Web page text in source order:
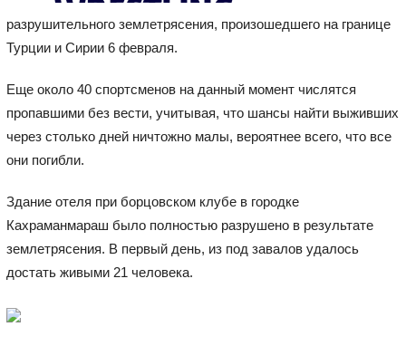
разрушительного землетрясения, произошедшего на границе
Турции и Сирии 6 февраля.
Еще около 40 спортсменов на данный момент числятся
пропавшими без вести, учитывая, что шансы найти выживших
через столько дней ничтожно малы, вероятнее всего, что все
они погибли.
Здание отеля при борцовском клубе в городке
Кахраманмараш было полностью разрушено в результате
землетрясения. В первый день, из под завалов удалось
достать живыми 21 человека.